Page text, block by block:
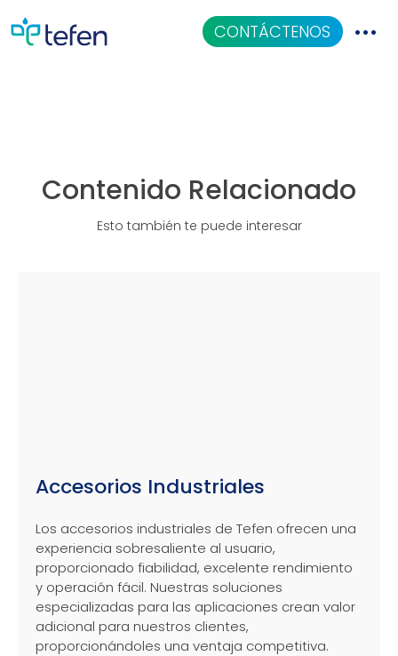
CONTÁCTENOS
Centro De Conocimiento
Quiénes Somos
MixRite 3.5 bypass
Contenido Relacionado
Esto también te puede interesar
Accesorios Industriales
Los accesorios industriales de Tefen ofrecen una
experiencia sobresaliente al usuario,
proporcionado fiabilidad, excelente rendimiento
y operación fácil. Nuestras soluciones
especializadas para las aplicaciones crean valor
adicional para nuestros clientes,
proporcionándoles una ventaja competitiva.